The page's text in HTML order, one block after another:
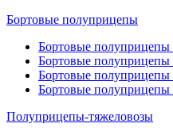
Бортовые полуприцепы
Бортовые полуприцепы
Бортовые полуприцепы
Бортовые полуприцепы
Бортовые полуприцепы
Полуприцепы-тяжеловозы